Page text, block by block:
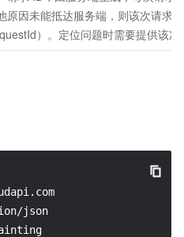
原因未能抵达服务端，则该次请求
）。定位问题时需要提供该
json